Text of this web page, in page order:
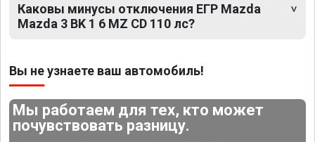
Каковы минусы отключения ЕГР Mazda
Mazda 3 BK 1 6 MZ CD 110 лс?
Вы не узнаете ваш автомобиль!
Мы работаем для тех, кто может
почувствовать разницу.